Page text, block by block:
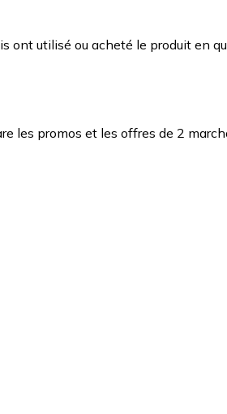
ont utilisé ou acheté le produit en
les promos et les offres de 2